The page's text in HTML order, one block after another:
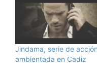
Jindama, serie de acción
ambientada en Cadiz